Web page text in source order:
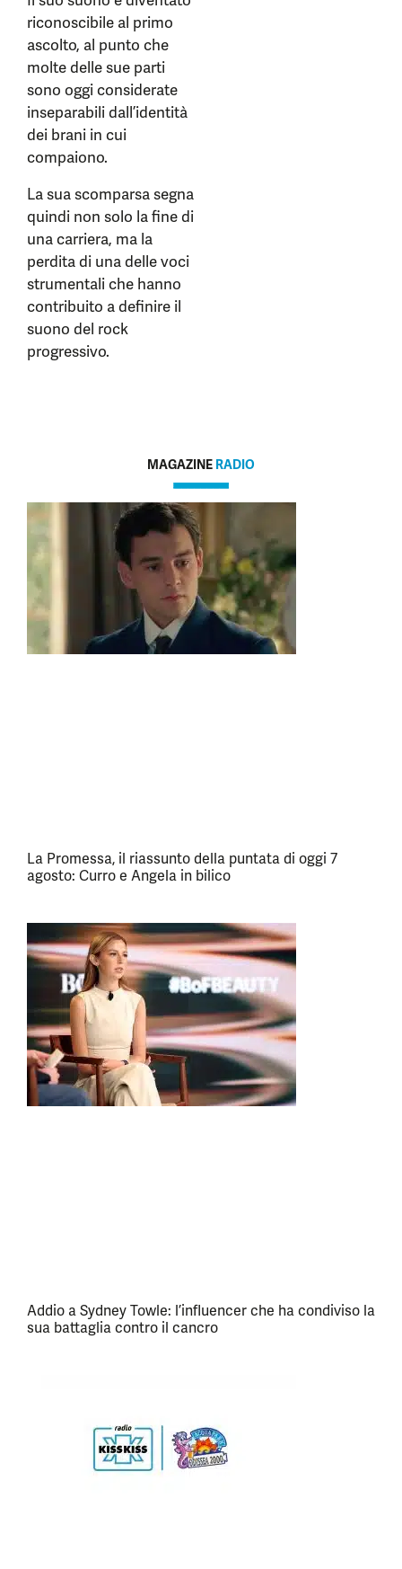
riconoscibile al primo
ascolto, al punto che
molte delle sue parti
sono oggi considerate
inseparabili dall’identità
dei brani in cui
compaiono.
La sua scomparsa segna
quindi non solo la fine di
una carriera, ma la
perdita di una delle voci
strumentali che hanno
contribuito a definire il
suono del rock
progressivo.
MAGAZINE RADIO
La Promessa, il riassunto della puntata di oggi 7
agosto: Curro e Angela in bilico
Addio a Sydney Towle: l’influencer che ha condiviso la
sua battaglia contro il cancro